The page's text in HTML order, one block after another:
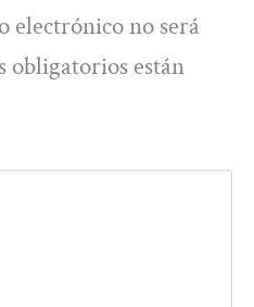
electrónico no será
obligatorios están